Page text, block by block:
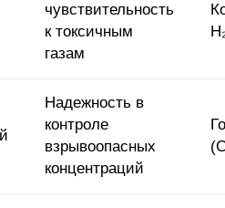
чувствительность
к токсичным
газам
Надежность в
контроле
взрывоопасных
концентраций